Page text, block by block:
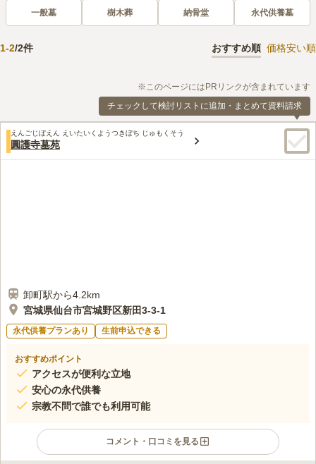
一般墓 樹木葬 納骨堂 永代供養墓
1-2/2件 おすすめ順 価格安い順
※このページにはPRリンクが含まれています
チェックして検討リストに追加・まとめて資料請求
えんごじぼえん えいたいくようつきぼち じゅもくそう
圓護寺墓苑
卸町駅から4.2km
宮城県仙台市宮城野区新田3-3-1
永代供養プランあり 生前申込できる
おすすめポイント
アクセスが便利な立地
安心の永代供養
宗教不問で誰でも利用可能
コメント・口コミを見る